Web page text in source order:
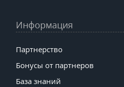
Информация
Партнерство
Бонусы от партнеров
База знаний